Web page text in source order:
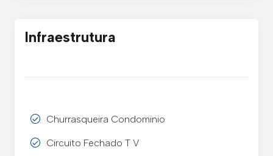
Infraestrutura
Churrasqueira Condominio
Circuito Fechado T V